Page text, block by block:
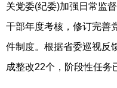
关党委(纪委)加强日常监
干部年度考核，修订完善
件制度。根据省委巡视反
成整改22个，阶段性任务